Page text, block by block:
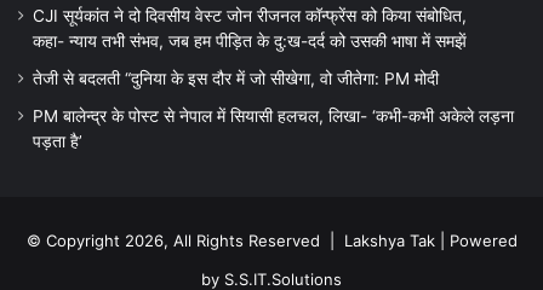
CJI सूर्यकांत ने दो दिवसीय वेस्ट जोन रीजनल कॉन्फ्रेंस को किया संबोधित,
कहा- न्याय तभी संभव, जब हम पीड़ित के दु:ख-दर्द को उसकी भाषा में समझें
तेजी से बदलती “दुनिया के इस दौर में जो सीखेगा, वो जीतेगा: PM मोदी
PM बालेन्द्र के पोस्ट से नेपाल में सियासी हलचल, लिखा- ‘कभी-कभी अकेले लड़ना
पड़ता है’
© Copyright 2026, All Rights Reserved | Lakshya Tak| Powered
by S.S.IT.Solutions